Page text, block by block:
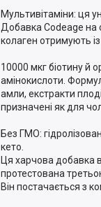
Мультивітаміни: ця
Добавка Codeage на
колаген отримують
10000 мкг біотину й
амінокислоти.
амли, екстракти
призначені як для
Без ГМО:
кето.
Ця харчова добавка
протестована
Він постачається з